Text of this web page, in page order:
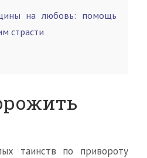
на любовь: помощь
страсти
таинств по привороту